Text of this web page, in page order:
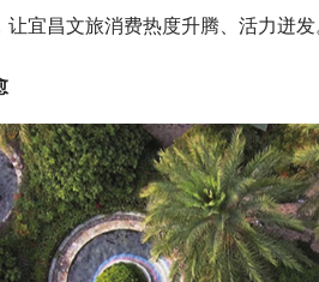
宜昌文旅消费热度升腾、活力迸发